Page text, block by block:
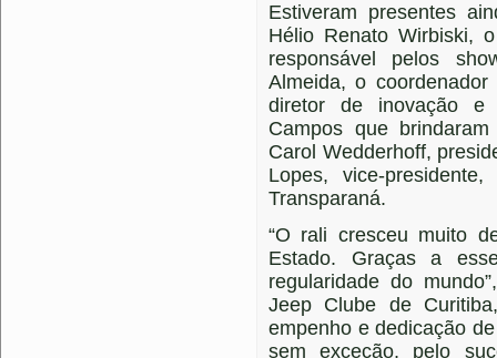
Estiveram presentes
Hélio Renato Wirbiski,
responsável pelos
Almeida, o
diretor de inovação e
Campos que
Carol Wedderhoff,
Lopes, vice-
Transparaná.
“O rali cresceu muito
Estado. Graças a
regularidade do
Jeep Clube de
empenho e dedicação
sem exceção, pelo